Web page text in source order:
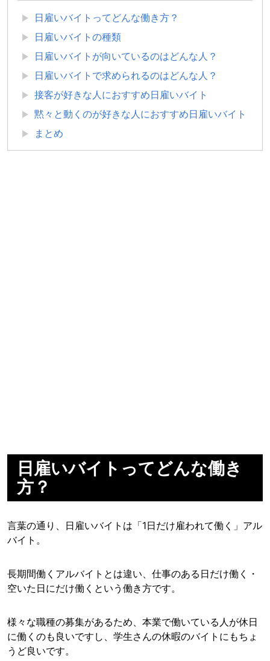
日雇いバイトってどんな働き方？
日雇いバイトの種類
日雇いバイトが向いているのはどんな人？
日雇いバイトで求められるのはどんな人？
接客が好きな人におすすめ日雇いバイト
黙々と動くのが好きな人におすすめ日雇いバイト
まとめ
日雇いバイトってどんな働き
方？
言葉の通り、日雇いバイトは「1日だけ雇われて働く」アル
バイト。
長期間働くアルバイトとは違い、仕事のある日だけ働く・
空いた日にだけ働くという働き方です。
様々な職種の募集があるため、本業で働いている人が休日
に働くのも良いですし、学生さんの休暇のバイトにもちょ
うど良いです。